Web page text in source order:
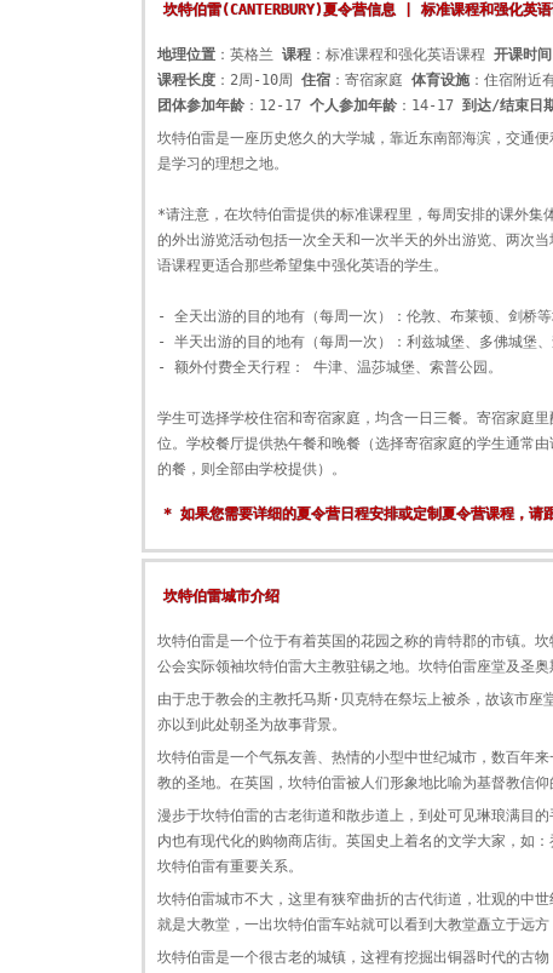
坎特伯雷(CANTERBURY)夏令营信息 | 标准课程和强化
地理位置 ：英格兰 课程 ：标准课程和强化英语课程 开课时间
课程长度 ：2周-10周 住宿 ：寄宿家庭 体育设施 ：住宿附近
团体参加年龄 ：12-17 个人参加年龄 ：14-17 到达/结束日
坎特伯雷是一座历史悠久的大学城，靠近东南部海滨，交通
是学习的理想之地。
*请注意，在坎特伯雷提供的标准课程里，每周安排的课外集
的外出游览活动包括一次全天和一次半天的外出游览、两次
语课程更适合那些希望集中强化英语的学生。
- 全天出游的目的地有（每周一次）：伦敦、布莱顿、剑桥等
- 半天出游的目的地有（每周一次）：利兹城堡、多佛城堡
- 额外付费全天行程： 牛津、温莎城堡、索普公园。
学生可选择学校住宿和寄宿家庭，均含一日三餐。寄宿家庭
位。学校餐厅提供热午餐和晚餐（选择寄宿家庭的学生通常
的餐，则全部由学校提供）。
* 如果您需要详细的夏令营日程安排或定制夏令营课程，请
坎特伯雷城市介绍
坎特伯雷是一个位于有着英国的花园之称的肯特郡的市镇。
公会实际领袖坎特伯雷大主教驻锡之地。坎特伯雷座堂及圣
由于忠于教会的主教托马斯·贝克特在祭坛上被杀，故该市座
亦以到此处朝圣为故事背景。
坎特伯雷是一个气氛友善、热情的小型中世纪城市，数百年
教的圣地。在英国，坎特伯雷被人们形象地比喻为基督教信仰
漫步于坎特伯雷的古老街道和散步道上，到处可见琳琅满目
内也有现代化的购物商店街。英国史上着名的文学大家，如
坎特伯雷有重要关系。
坎特伯雷城市不大，这里有狭窄曲折的古代街道，壮观的中
就是大教堂，一出坎特伯雷车站就可以看到大教堂矗立于远
坎特伯雷是一个很古老的城镇，这裡有挖掘出铜器时代的